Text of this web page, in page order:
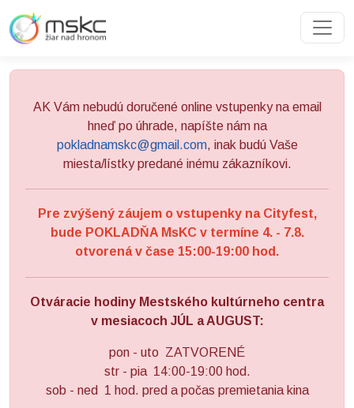
AK Vám nebudú doručené online vstupenky na email
hneď po úhrade, napíšte nám na
pokladnamskc@gmail.com, inak budú Vaše
miesta/lístky predané inému zákazníkovi.
Pre zvýšený záujem o vstupenky na Cityfest,
bude POKLADŇA MsKC v termíne 4. - 7.8.
otvorená v čase 15:00-19:00 hod.
Otváracie hodiny Mestského kultúrneho centra
v mesiacoch JÚL a AUGUST:
pon - uto ZATVORENÉ
str - pia 14:00-19:00 hod.
sob - ned 1 hod. pred a počas premietania kina